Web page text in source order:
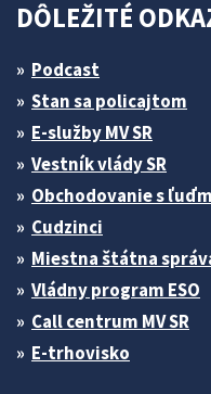
DÔLEŽITÉ
Podcast
Stan sa policajtom
E-služby MV SR
Vestník vlády SR
Obchodovanie s
Cudzinci
Miestna štátna
Vládny program ESO
Call centrum MV SR
E-trhovisko